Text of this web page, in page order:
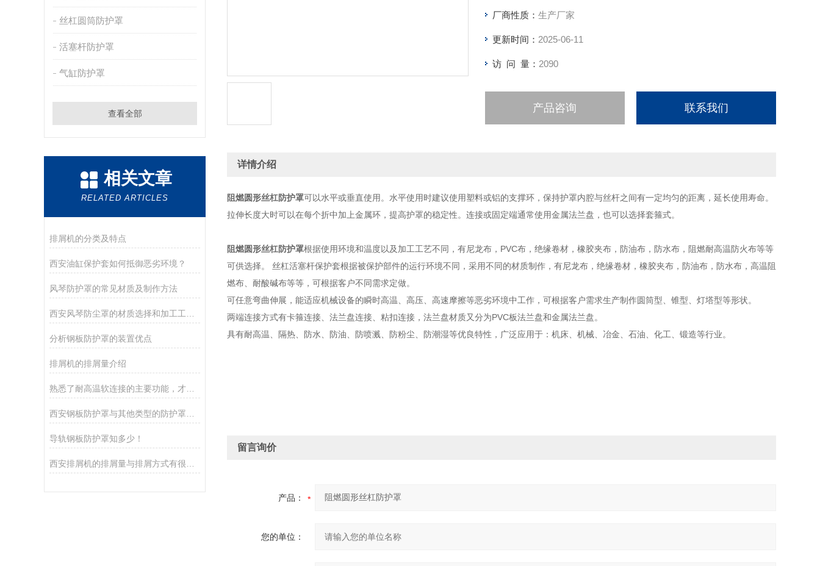
丝杠圆筒防护罩
活塞杆防护罩
气缸防护罩
查看全部
相关文章
RELATED ARTICLES
排屑机的分类及特点
西安油缸保护套如何抵御恶劣环境？
风琴防护罩的常见材质及制作方法
分析钢板防护罩的装置优点
排屑机的排屑量介绍
导轨钢板防护罩知多少！
厂商性质： 生产厂家
更新时间： 2025-06-11
访 问 量： 2090
产品咨询 联系我们
详情介绍
阻燃圆形丝杠防护罩可以水平或垂直使用。水平使用时建议使用塑料或铝的支撑环，保持护罩内腔与丝杆之间有一定均匀的距离，延长使用寿命。
拉伸长度大时可以在每个折中加上金属环，提高护罩的稳定性。连接或固定端通常使用金属法兰盘，也可以选择套箍式。
阻燃圆形丝杠防护罩根据使用环境和温度以及加工工艺不同，有尼龙布，PVC布，绝缘卷材，橡胶夹布，防油布，防水布，阻燃耐高温防火布等等
可供选择。 丝杠活塞杆保护套根据被保护部件的运行环境不同，采用不同的材质制作，有尼龙布，绝缘卷材，橡胶夹布，防油布，防水布，高温阻
燃布、耐酸碱布等等，可根据客户不同需求定做。
可任意弯曲伸展，能适应机械设备的瞬时高温、高压、高速摩擦等恶劣环境中工作，可根据客户需求生产制作圆筒型、锥型、灯塔型等形状。
两端连接方式有卡箍连接、法兰盘连接、粘扣连接，法兰盘材质又分为PVC板法兰盘和金属法兰盘。
具有耐高温、隔热、防水、防油、防喷溅、防粉尘、防潮湿等优良特性，广泛应用于：机床、机械、冶金、石油、化工、锻造等行业。
留言询价
产品：
您的单位：